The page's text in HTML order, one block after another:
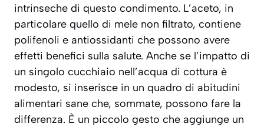
intrinseche di questo condimento. L’aceto, in
particolare quello di mele non filtrato, contiene
polifenoli e antiossidanti che possono avere
effetti benefici sulla salute. Anche se l’impatto di
un singolo cucchiaio nell’acqua di cottura è
modesto, si inserisce in un quadro di abitudini
alimentari sane che, sommate, possono fare la
differenza. È un piccolo gesto che aggiunge un